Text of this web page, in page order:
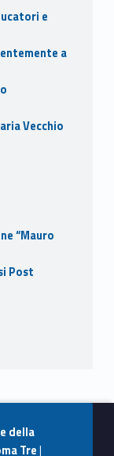
e
a
Vecchio
“Mauro
Post
della
Tre|